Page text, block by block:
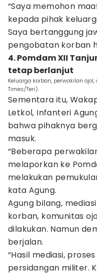
“Saya memohon
kepada pihak
Saya bertanggung
pengobatan korban
4. Pomdam XII
tetap berlanjut
Keluarga korban, perwakilan
Times/Teri).
Sementara itu,
Letkol, Infanteri
bahwa pihaknya
masuk.
“Beberapa
melaporkan ke
melakukan
kata Agung.
Agung bilang,
korban, komunitas
dilakukan. Namun
berjalan.
“Hasil mediasi,
persidangan militer.